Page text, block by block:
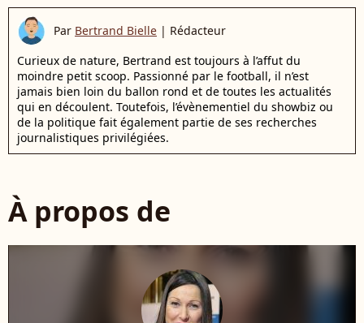
Par Bertrand Bielle | Rédacteur
Curieux de nature, Bertrand est toujours à l’affut du
moindre petit scoop. Passionné par le football, il n’est
jamais bien loin du ballon rond et de toutes les actualités
qui en découlent. Toutefois, l’évènementiel du showbiz ou
de la politique fait également partie de ses recherches
journalistiques privilégiées.
À propos de